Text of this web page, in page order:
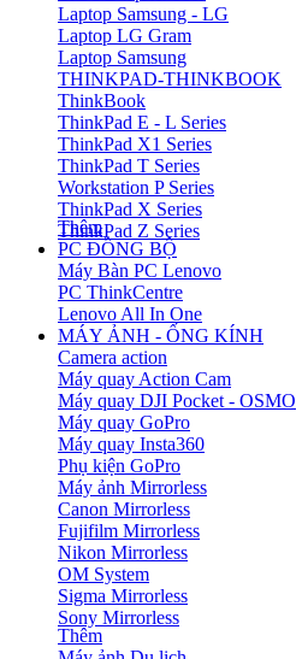
Laptop Samsung - LG
Laptop LG Gram
Laptop Samsung
THINKPAD-THINKBOOK
ThinkBook
ThinkPad E - L Series
ThinkPad X1 Series
ThinkPad T Series
Workstation P Series
ThinkPad X Series
ThinkPad Z Series
Thêm
PC ĐỒNG BỘ
Máy Bàn PC Lenovo
PC ThinkCentre
Lenovo All In One
MÁY ẢNH - ỐNG KÍNH
Camera action
Máy quay Action Cam
Máy quay DJI Pocket - OSMO
Máy quay GoPro
Máy quay Insta360
Phụ kiện GoPro
Máy ảnh Mirrorless
Canon Mirrorless
Fujifilm Mirrorless
Nikon Mirrorless
OM System
Sigma Mirrorless
Sony Mirrorless
Thêm